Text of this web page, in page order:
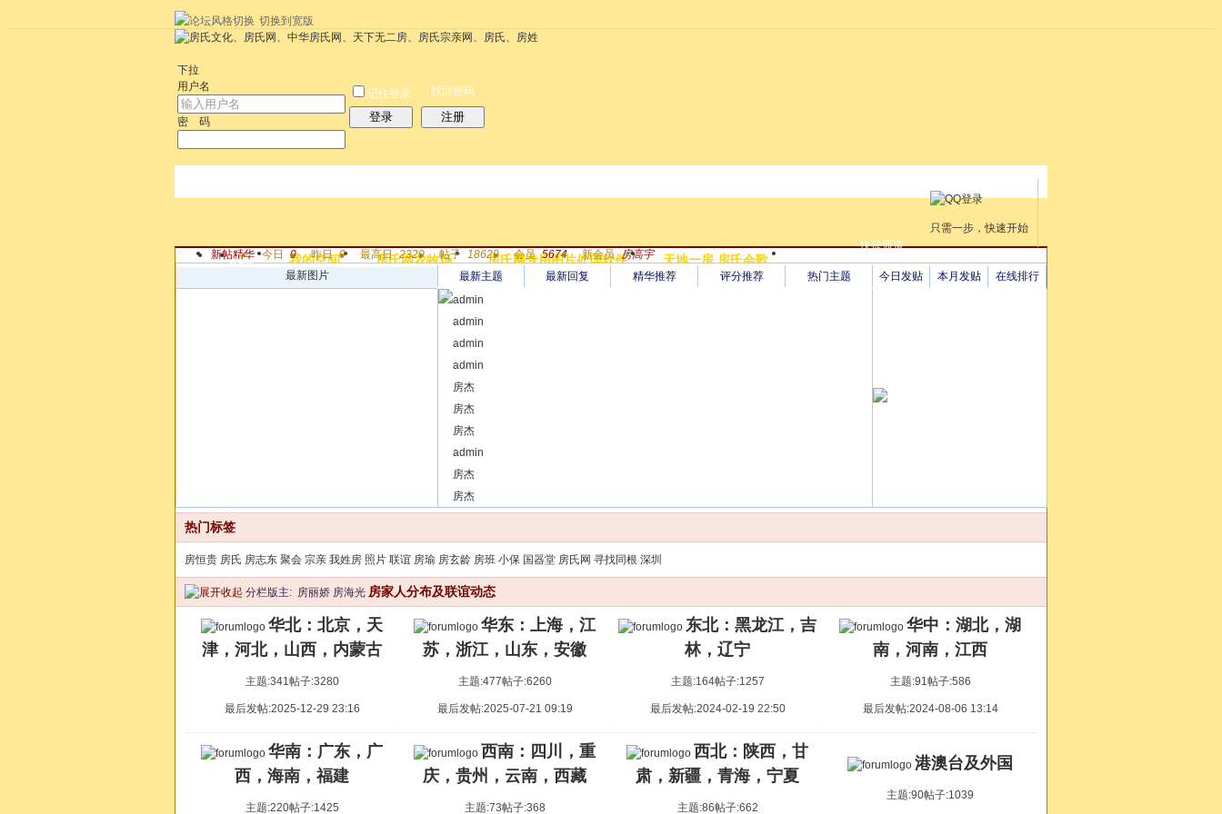
切换到宽版
下拉
用户名
密 码
记住登录
登录
找回密码
注册
只需一步，快速开始
快捷通道
论坛 我的空间 房氏网农牧场 房氏网专用图片处理软件 天地一房 房氏会歌
搜索
热搜： 结婚 phpwind
新帖精华 今日 0 昨日 0 最高日 2320 帖子 18629 会员 5674 新会员 房高宇
最新图片
最新主题 最新回复 精华推荐 评分推荐 热门主题 今日发贴 本月发贴
在线排行
admin
[ 寻找支族 ]
admin
[ 寻找支族 ]
admin
[ 港澳台及外国 ]
admin
[ 公告 ]
房杰
[ 华北：北京，天津，河北，山西，内蒙古 ]
房杰
[ 华北：北京，天津，河北，山西，内蒙古 ]
房杰
[ 华北：北京，天津，河北，山西，内蒙古 ]
admin
[ 华东：上海，江苏，浙江，山东，安徽 ]
房杰
[ 历代房氏名人 ]
房杰
热门标签
房恒贵 房氏 房志东 聚会 宗亲 我姓房 照片 联谊 房瑜 房玄龄 房班 小保 国器堂 房氏网 寻找同根 深圳
分栏版主: 房丽娇 房海光 房家人分布及联谊动态
华北：北京，天
津，河北，山西，内蒙古
主题:341帖子:3280
最后发帖:2025-12-29 23:16
华东：上海，江
苏，浙江，山东，安徽
主题:477帖子:6260
最后发帖:2025-07-21 09:19
东北：黑龙江，吉
林，辽宁
主题:164帖子:1257
最后发帖:2024-02-19 22:50
华中：湖北，湖
南，河南，江西
主题:91帖子:586
最后发帖:2024-08-06 13:14
华南：广东，广
西，海南，福建
主题:220帖子:1425
西南：四川，重
庆，贵州，云南，西藏
主题:73帖子:368
西北：陕西，甘
肃，新疆，青海，宁夏
主题:86帖子:662
港澳台及外国
主题:90帖子:1039